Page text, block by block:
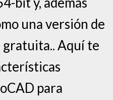
una versión de
Aquí te
para